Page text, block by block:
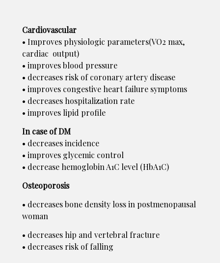
Cardiovascular
• Improves physiologic parameters(VO2 max,
cardiac output)
• improves blood pressure
• decreases risk of coronary artery disease
• improves congestive heart failure symptoms
• decreases hospitalization rate
• improves lipid profile
In case of DM
• decreases incidence
• improves glycemic control
• decrease hemoglobin A1C level (HbA1C)
Osteoporosis
• decreases bone density loss in postmenopausal
woman
• decreases hip and vertebral fracture
• decreases risk of falling